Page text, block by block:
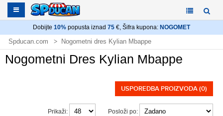
Dobijte 10% popusta iznad 75 €, Šifra kupona: NOGOMET
Spducan.com Nogometni dres Kylian Mbappe
Nogometni Dres Kylian Mbappe
USPOREDBA PROIZVODA (0)
Posloži po:
Prikaži: